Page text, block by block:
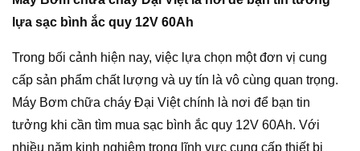
lựa sạc bình ắc quy 12V 60Ah
Trong bối cảnh hiện nay, việc lựa chọn một đơn vị cung
cấp sản phẩm chất lượng và uy tín là vô cùng quan trọng.
Máy Bơm chữa cháy Đại Việt chính là nơi để bạn tin
tưởng khi cần tìm mua sạc bình ắc quy 12V 60Ah. Với
nhiều năm kinh nghiệm trong lĩnh vực cung cấp thiết bị